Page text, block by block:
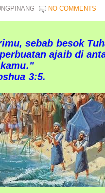
NO COMMENTS
sebab besok
ajaib di
kamu."
3:5.